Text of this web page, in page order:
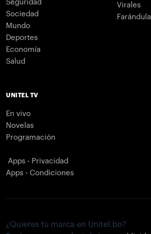
Seguridad
Sociedad
Mundo
Deportes
Economía
Salud
Virales
Farándula
UNITEL TV
En vivo
Novelas
Programación
Apps - Privacidad
Apps - Condiciones
¿Quieres tu marca en Unitel.bo?